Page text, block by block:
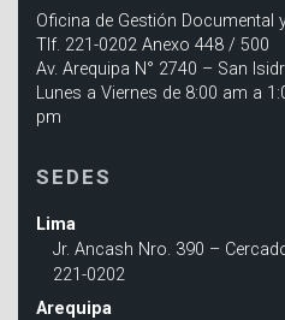
Oficina de Gestión Documental
Tlf. 221-0202 Anexo 448 / 500
Av. Arequipa N° 2740 – San
Lunes a Viernes de 8:00 am a
pm
SEDES
Lima
Jr. Ancash Nro. 390 –
221-0202
Arequipa